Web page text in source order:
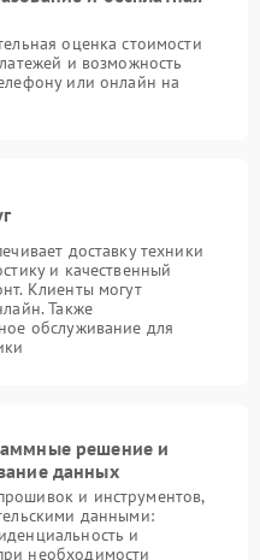
оценка стоимости
и возможность
или онлайн на
доставку техники
и качественный
Клиенты могут
Также
обслуживание для
решение и
данных
и инструментов,
данными:
и
необходимости